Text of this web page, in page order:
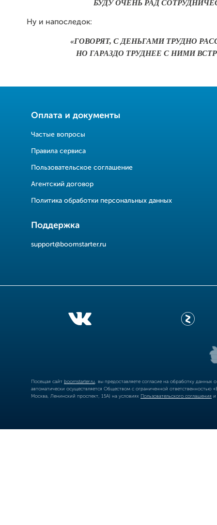
БУДУ ОЧЕНЬ РАД
Ну и напоследок:
«ГОВОРЯТ, С ДЕНЬГАМИ ТРУДНО
НО ГАРАЗДО ТРУДНЕЕ С НИМИ
Оплата и документы
Частые вопросы
Правила сервиса
Пользовательское соглашение
Агентский договор
Политика обработки персональных данных
Поддержка
support@boomstarter.ru
Посещая сайт boomstarter.ru , вы предоставляете согласие на обработку
автоматически осуществляется Обществом с ограниченной
Москва, Ленинский проспект, 15А) на условиях Пользовательского соглашения и